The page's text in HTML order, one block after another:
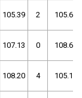
105.39 2 105.61
107.13 0 108.65
108.20 4 105.16